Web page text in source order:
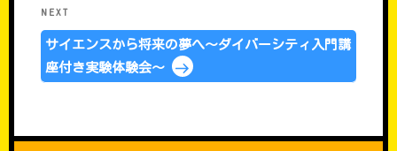
Next
Post
NEXT
サイエンスから将来の夢へ～ダイバーシティ入門講
座付き実験体験会～